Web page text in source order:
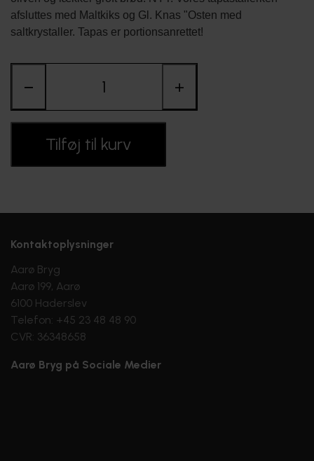
FORHANDLERE
afsluttes med Maltkiks og Gl. Knas "Osten med
saltkrystaller. Tapas er portionsanrettet!
− +
Tilføj til kurv
Kontaktoplysninger
Aarø Bryg
Aarø 199, Aarø
6100 Haderslev
Telefon: +45 23 48 48 90
CVR: 36348658
Aarø Bryg på Sociale Medier